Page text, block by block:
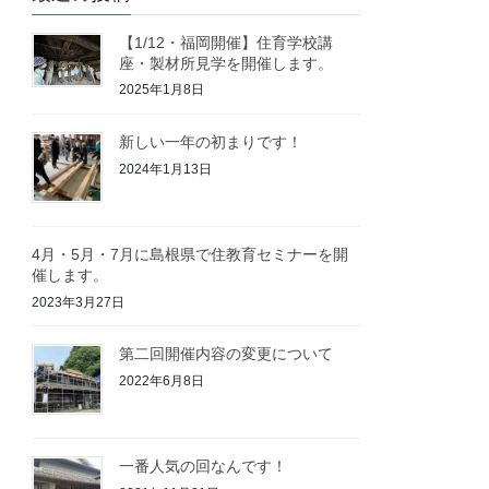
【1/12・福岡開催】住育学校講
座・製材所見学を開催します。
2025年1月8日
新しい一年の初まりです！
2024年1月13日
4月・5月・7月に島根県で住教育セミナーを開
催します。
2023年3月27日
第二回開催内容の変更について
2022年6月8日
一番人気の回なんです！